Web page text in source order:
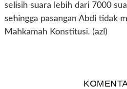
selisih suara lebih dari 7000
sehingga pasangan Abdi tidak
Mahkamah Konstitusi. (azl)